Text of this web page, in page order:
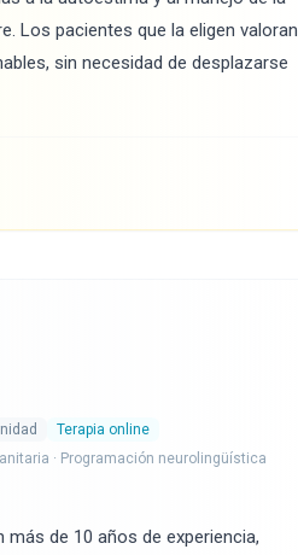
Los pacientes que la eligen valoran
sin necesidad de desplazarse
Terapia online
· Programación neurolingüística
de 10 años de experiencia,